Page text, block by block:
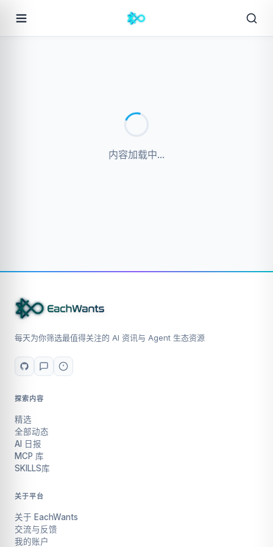
内容加载中...
每天为你筛选最值得关注的 AI 资讯与 Agent 生态资源
探索内容
精选
全部动态
AI 日报
MCP 库
SKILLS库
关于平台
关于 EachWants
交流与反馈
我的账户